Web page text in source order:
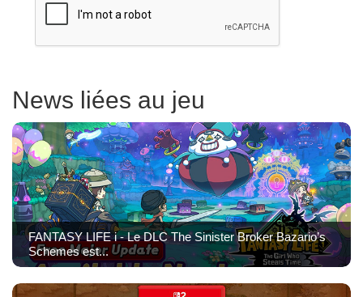
News liées au jeu
FANTASY LIFE i - Le DLC The Sinister Broker Bazario’s
Schemes est...